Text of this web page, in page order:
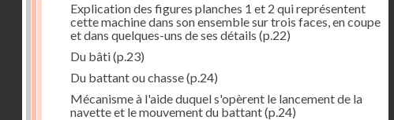
Explication des figures planches 1 et 2 qui représentent
cette machine dans son ensemble sur trois faces, en coupe
et dans quelques-uns de ses détails (p.22)
Du bâti(p.23)
Du battant ou chasse(p.24)
Mécanisme à l'aide duquel s'opèrent le lancement de la
navette et le mouvement du battant(p.24)